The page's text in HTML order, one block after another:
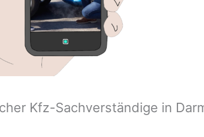
Kfz-Sachverständige in